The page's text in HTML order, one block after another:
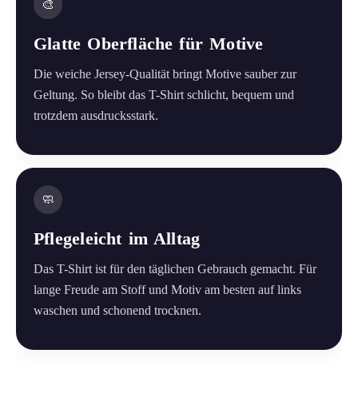
🎨
Glatte Oberfläche für Motive
Die weiche Jersey-Qualität bringt Motive sauber zur
Geltung. So bleibt das T-Shirt schlicht, bequem und
trotzdem ausdrucksstark.
🧼
Pflegeleicht im Alltag
Das T-Shirt ist für den täglichen Gebrauch gemacht. Für
lange Freude am Stoff und Motiv am besten auf links
waschen und schonend trocknen.